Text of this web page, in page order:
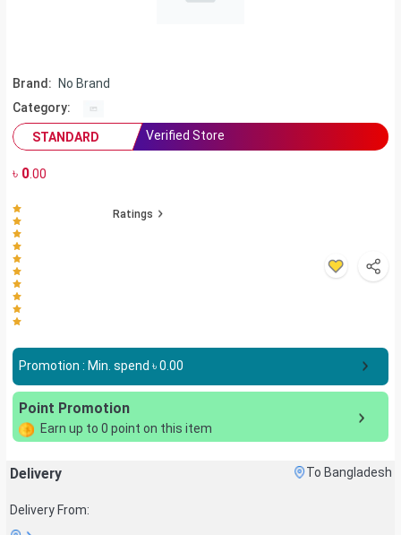
Brand:
No Brand
Category:
STANDARD
Verified Store
৳ 0.00
Ratings
Promotion : Min. spend ৳0.00
Point Promotion
Earn up to 0 point on this item
Delivery To Bangladesh
Delivery From: